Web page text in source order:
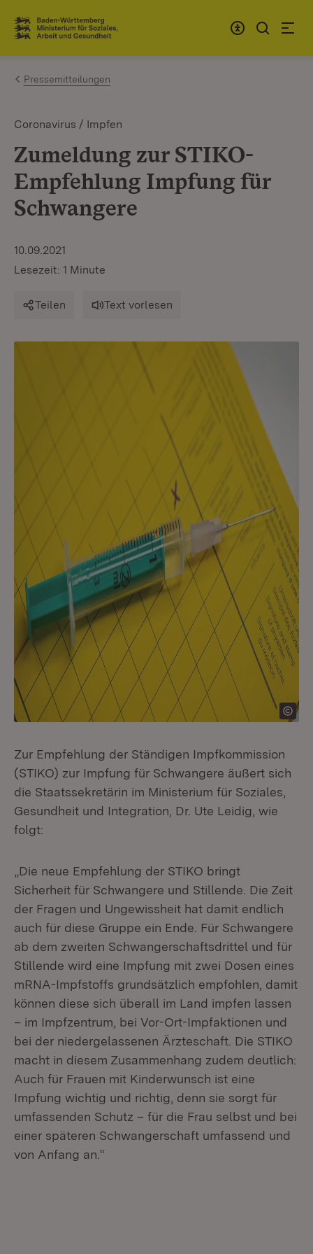
Zum Inhalt springen
Link zur Startseite
Pressemitteilungen
Coronavirus / Impfen
Zumeldung zur STIKO-
Empfehlung Impfung für
Schwangere
10.09.2021
Lesezeit: 1 Minute
Teilen Text vorlesen
Zur Empfehlung der Ständigen Impfkommission
(STIKO) zur Impfung für Schwangere äußert sich
die Staatssekretärin im Ministerium für Soziales,
Gesundheit und Integration, Dr. Ute Leidig, wie
folgt:
„Die neue Empfehlung der STIKO bringt
Sicherheit für Schwangere und Stillende. Die Zeit
der Fragen und Ungewissheit hat damit endlich
auch für diese Gruppe ein Ende. Für Schwangere
ab dem zweiten Schwangerschaftsdrittel und für
Stillende wird eine Impfung mit zwei Dosen eines
mRNA-Impfstoffs grundsätzlich empfohlen, damit
können diese sich überall im Land impfen lassen
– im Impfzentrum, bei Vor-Ort-Impfaktionen und
bei der niedergelassenen Ärzteschaft. Die STIKO
macht in diesem Zusammenhang zudem deutlich:
Auch für Frauen mit Kinderwunsch ist eine
Impfung wichtig und richtig, denn sie sorgt für
umfassenden Schutz – für die Frau selbst und bei
einer späteren Schwangerschaft umfassend und
von Anfang an.“